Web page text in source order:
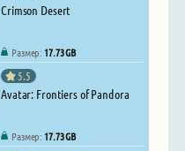
Crimson Desert
Размер: 17.73 GB
5.5
Avatar: Frontiers of Pandora
Размер: 17.73 GB